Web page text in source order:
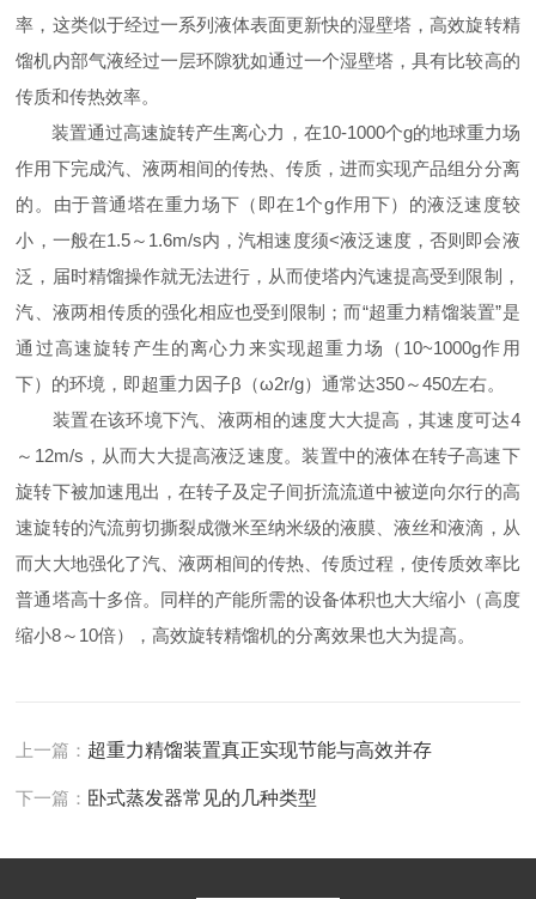
率，这类似于经过一系列液体表面更新快的湿壁塔，高效旋转精
馏机内部气液经过一层环隙犹如通过一个湿壁塔，具有比较高的
传质和传热效率。
装置通过高速旋转产生离心力，在10-1000个g的地球重力场
作用下完成汽、液两相间的传热、传质，进而实现产品组分分离
的。由于普通塔在重力场下（即在1个g作用下）的液泛速度较
小，一般在1.5～1.6m/s内，汽相速度须<液泛速度，否则即会液
泛，届时精馏操作就无法进行，从而使塔内汽速提高受到限制，
汽、液两相传质的强化相应也受到限制；而“超重力精馏装置”是
通过高速旋转产生的离心力来实现超重力场（10~1000g作用
下）的环境，即超重力因子β（ω2r/g）通常达350～450左右。
装置在该环境下汽、液两相的速度大大提高，其速度可达4
～12m/s，从而大大提高液泛速度。装置中的液体在转子高速下
旋转下被加速甩出，在转子及定子间折流流道中被逆向尔行的高
速旋转的汽流剪切撕裂成微米至纳米级的液膜、液丝和液滴，从
而大大地强化了汽、液两相间的传热、传质过程，使传质效率比
普通塔高十多倍。同样的产能所需的设备体积也大大缩小（高度
缩小8～10倍），高效旋转精馏机的分离效果也大为提高。
上一篇： 超重力精馏装置真正实现节能与高效并存
下一篇： 卧式蒸发器常见的几种类型